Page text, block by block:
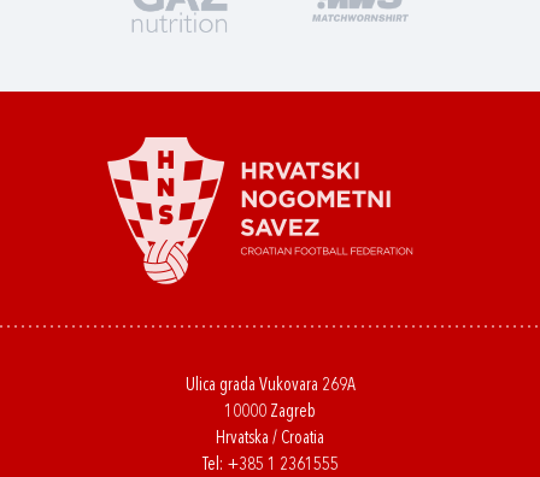
Ulica grada Vukovara 269A
10000 Zagreb
Hrvatska / Croatia
Tel: +385 1 2361555